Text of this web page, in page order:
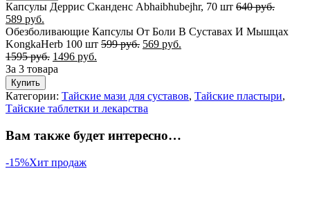
Капсулы Деррис Сканденс Abhaibhubejhr, 70 шт 640руб.
589 руб.
Обезболивающие Капсулы От Боли В Суставах И Мышцах
KongkaHerb 100 шт 599руб. 569 руб.
1595руб. 1496 руб.
За 3 товара
Купить
Категории: Тайские мази для суставов, Тайские пластыри,
Тайские таблетки и лекарства
Вам также будет интересно…
-15%Хит продаж